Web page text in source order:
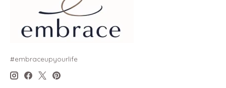
#embraceupyourlife